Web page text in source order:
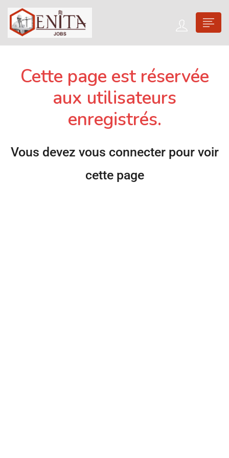
Cette page est réservée
aux utilisateurs
enregistrés.
Vous devez vous connecter pour voir
cette page